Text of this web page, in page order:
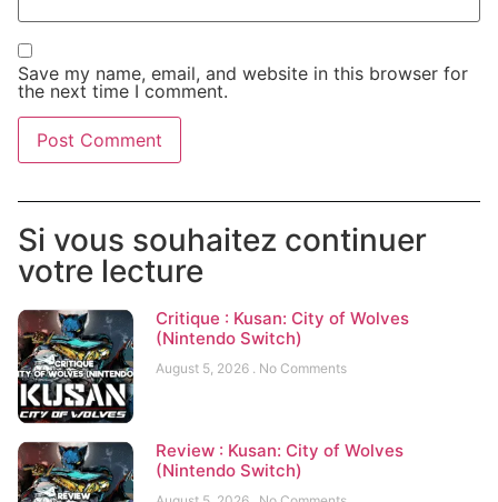
Save my name, email, and website in this browser for
the next time I comment.
Si vous souhaitez continuer
votre lecture
Critique : Kusan: City of Wolves
(Nintendo Switch)
August 5, 2026 No Comments
Review : Kusan: City of Wolves
(Nintendo Switch)